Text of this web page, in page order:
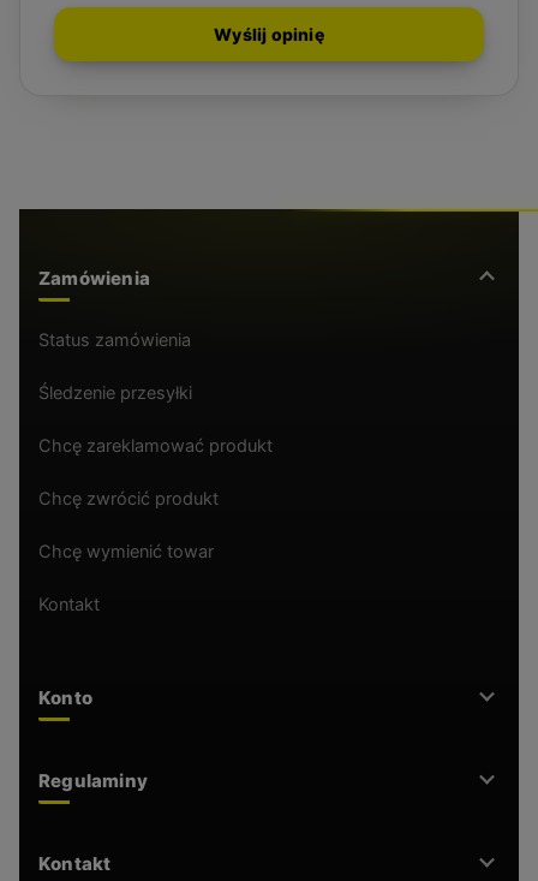
Wyślij opinię
Zamówienia
Status zamówienia
Śledzenie przesyłki
Chcę zareklamować produkt
Chcę zwrócić produkt
Chcę wymienić towar
Kontakt
Konto
Regulaminy
Kontakt